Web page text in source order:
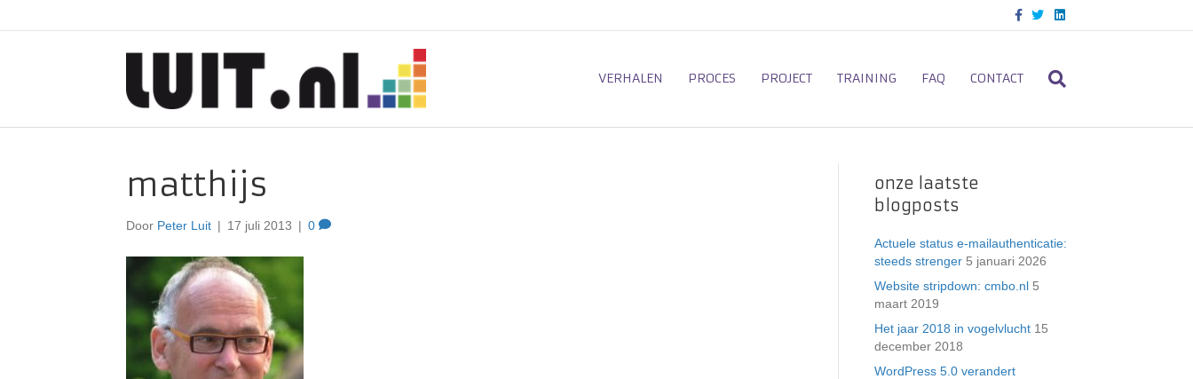
c
o
o
T
i
e
L
n
d
VERHALEN PROCES PROJECT TRAINING FAQ CONTACT
matthijs
Door Peter Luit | 17 juli 2013 | 0
onze laatste
blogposts
Actuele status e-mailauthenticatie:
steeds strenger 5 januari 2026
Website stripdown: cmbo.nl 5
maart 2019
Het jaar 2018 in vogelvlucht 15
december 2018
WordPress 5.0 verandert